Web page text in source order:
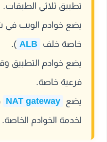
تطبيق ثلاثي الطبقات.
يضع خوادم الويب في
خاصة خلف ALB
).
يضع خوادم التطبيق
فرعية خاصة.
يضع
NAT gateway
لخدمة الخوادم الخاصة.